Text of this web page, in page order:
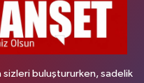
sizleri buluştururken, sadelik